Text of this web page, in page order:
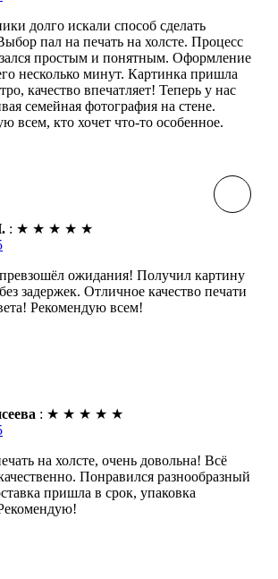
долго искали способ сделать
пал на печать на холсте. Процесс
простым и понятным. Оформление
несколько минут. Картинка пришла
качество впечатляет! Теперь у нас
семейная фотография на стене.
всем, кто хочет что-то особенное.
: ★ ★ ★ ★ ★
превзошёл ожидания! Получил картину
задержек. Отличное качество печати
Рекомендую всем!
: ★ ★ ★ ★ ★
на холсте, очень довольна! Всё
Понравился разнообразный
пришла в срок, упаковка